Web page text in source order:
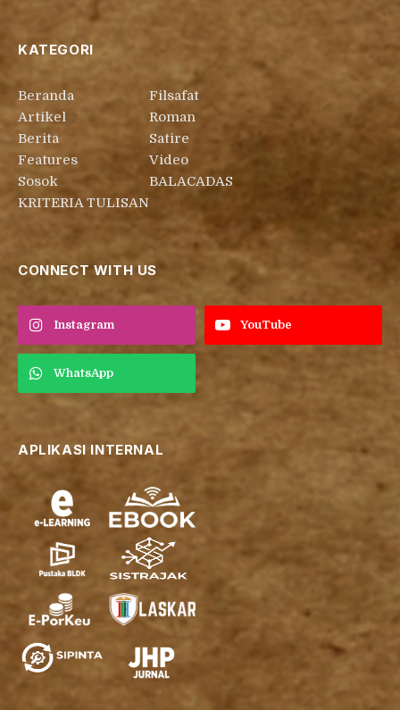
KATEGORI
Beranda
Artikel
Berita
Features
Sosok
KRITERIA TULISAN
Filsafat
Roman
Satire
Video
BALACADAS
CONNECT WITH US
Instagram YouTube
WhatsApp
APLIKASI INTERNAL